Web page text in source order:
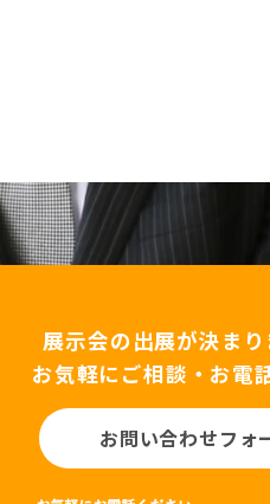
展示会の出展が決ま
お気軽にご相談・お電
お問い合わせフォ